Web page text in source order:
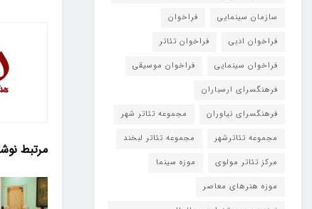
مرتبط
سازمان سینمایی
فراخوان
فراخوان ادبی
فراخوان تئاتر
فراخوان سینمایی
فراخوان موسیقی
فرهنگسرای ارسباران
فرهنگسرای نیاوران
مجموعه تئاتر شهر
مجموعه تئاترشهر
مجموعه تئاتر لبخند
مرکز تئاتر مولوی
موزه سینما
موزه هنرهای معاصر